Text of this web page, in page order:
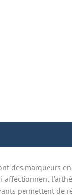
des marqueurs
permettent de